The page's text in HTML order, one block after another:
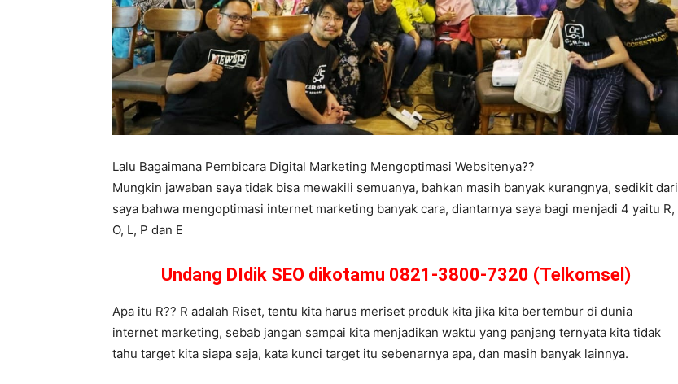
Lalu Bagaimana Pembicara Digital Marketing Mengoptimasi Websitenya??
Mungkin jawaban saya tidak bisa mewakili semuanya, bahkan masih banyak kurangnya, sedikit dari
saya bahwa mengoptimasi internet marketing banyak cara, diantarnya saya bagi menjadi 4 yaitu R,
O, L, P dan E
Undang DIdik SEO dikotamu 0821-3800-7320 (Telkomsel)
Apa itu R?? R adalah Riset, tentu kita harus meriset produk kita jika kita bertembur di dunia
internet marketing, sebab jangan sampai kita menjadikan waktu yang panjang ternyata kita tidak
tahu target kita siapa saja, kata kunci target itu sebenarnya apa, dan masih banyak lainnya.